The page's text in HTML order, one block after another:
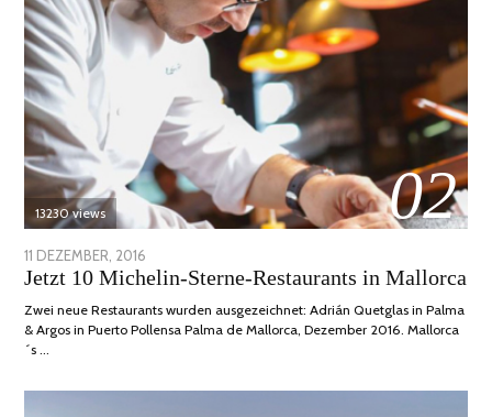
02
13230 views
POSTED
ON
11 DEZEMBER, 2016
JUNI,
Jetzt 10 Michelin-Sterne-Restaurants in Mallorca
Zwei neue Restaurants wurden ausgezeichnet: Adrián Quetglas in Palma
& Argos in Puerto Pollensa Palma de Mallorca, Dezember 2016. Mallorca
´s …